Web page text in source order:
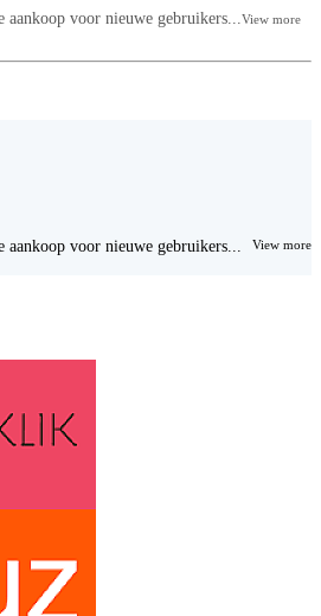
voor nieuwe gebruikers...View more
voor nieuwe gebruikers... View more